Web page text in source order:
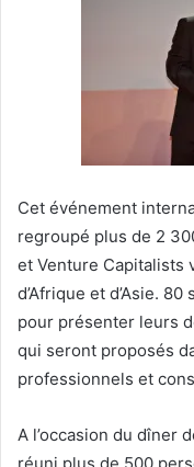
Cet événement
regroupé plus de 2
et Venture Capitalists
d’Afrique et d’Asie.
pour présenter leurs
qui seront proposés
professionnels et
A l’occasion du dîner